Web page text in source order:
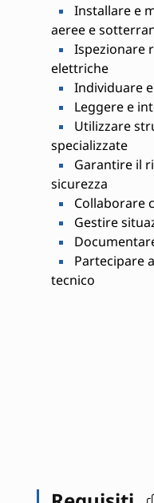
Installare e
aeree e
Ispezionare
elettriche
Individuare
Leggere e
Utilizzare
specializzate
Garantire il
sicurezza
Collaborare
Gestire
Partecipare
tecnico